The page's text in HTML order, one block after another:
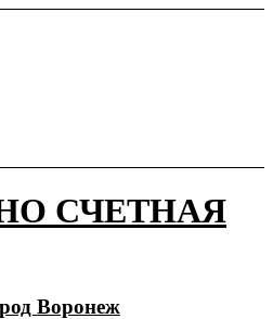
СЧЕТНАЯ
Воронеж